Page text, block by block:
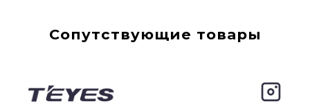
Сопутствующие товары